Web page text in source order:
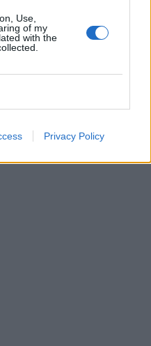
Use,
of my
with the
Privacy Policy